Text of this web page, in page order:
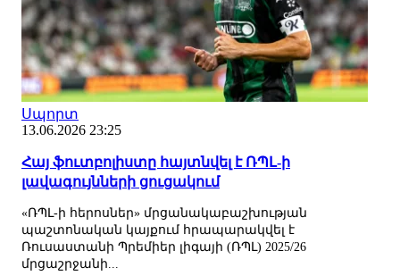
Սպորտ
13.06.2026 23:25
Հայ ֆուտբոլիստը հայտնվել է ՌՊԼ-ի
լավագույնների ցուցակում
«ՌՊԼ-ի հերոսներ» մրցանակաբաշխության
պաշտոնական կայքում հրապարակվել է
Ռուսաստանի Պրեմիեր լիգայի (ՌՊԼ) 2025/26
մրցաշրջանի...